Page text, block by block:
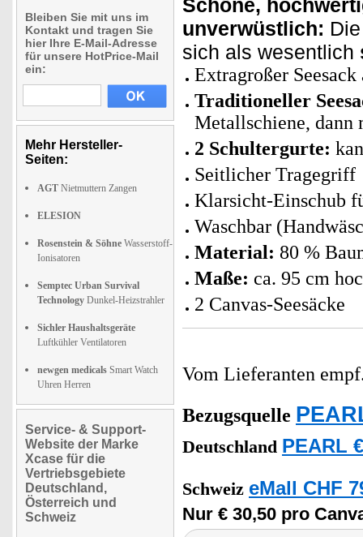
Bleiben Sie mit uns im
Kontakt und tragen Sie
hier Ihre E-Mail-Adresse
für unsere HotPrice-Mail
ein:
Mehr Hersteller-
Seiten:
AGT Nietmuttern Zangen
ELESION
Rosenstein & Söhne Wasserstoff-
Ionisatoren
Semptec Urban Survival
Technology Dunkel-Heizstrahler
Sichler Haushaltsgeräte
Luftkühler Ventilatoren
newgen medicals Smart Watch
Uhren Herren
Service- & Support-
Website der Marke
Xcase für die
Vertriebsgebiete
Deutschland,
Österreich und
Schweiz
Schöne,
unverwüstlich:
sich als wesentlich
Extragroßer
Traditioneller
Metallschiene, dann
2 Schultergurte:
Seitlicher Tragegriff
Klarsicht-Einschub
Waschbar
Material: 80 %
Maße: ca. 95 cm
2 Canvas-Seesäcke
Vom Lieferanten
Bezugsquelle
Deutschland PEARL
Schweiz eMall CHF
Nur € 30,50 pro